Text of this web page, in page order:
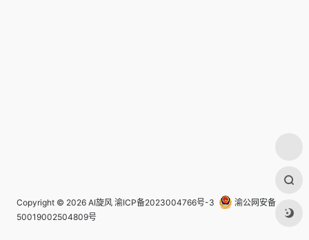
Copyright © 2026 AI旋风 渝ICP备2023004766号-3
渝公网安备
50019002504809号